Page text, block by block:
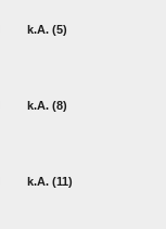
k.A. (5)
k.A. (8)
k.A. (11)